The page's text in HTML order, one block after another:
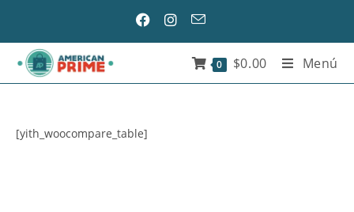
0 $0.00 Menú
[yith_woocompare_table]